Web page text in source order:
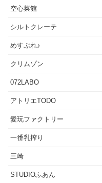
じ2◆生中出しを許したトモ
で妊娠してしまったらどう
日々を過ごすことに。持て
強くなってしまう。息子の下
していた。しかし、狭い団地
いという思いからか、ピル
てもらえる」もはや母とし
ンポを受け入れるトモコ。ご
そう思えば思うほど、トモコ
力にご飯と時もお風呂の時
グされたトモコの身体。愛す
にご奉仕をするトモコであっ
ート3つ掛け持ち朝は清掃の
レスでバイト中2LDK 家賃
ている。年収290万円 月収23万円 手取り18万円 経験人数は少ない。
SEXは15年していない。最
回する。中城ユウタ（なか
悪いがスポーツ万能。しゃべ
てKU100で収録しております
ので、精液を膣内にご馳走
嫁がいる日常〜私の生殖器
ンコツ爆乳魔女は勇者を倒し
セックスは6000円ね」ギャ
スケベ世界救済の旅〜陰キャ
ゃえ〜♪でもがんばれ♪」って
無表情な踊り子を助けたら
ロトラップダンジョンに入
ンの俺の精液で孕むまで性欲
き・制作スタッフ】「あとが
ただきました！しかし、レビ
らイラストも更に拘ってみて
ろうじゃないかと思い立ち
の皆様、そして聴いてくださ
ています。少しでも多くの方
空心菜館
シルトクレーテ
めすぷれ♪
クリムゾン
072LABO
アトリエTODO
愛玩ファクトリー
一番乳搾り
三崎
STUDIOふあん